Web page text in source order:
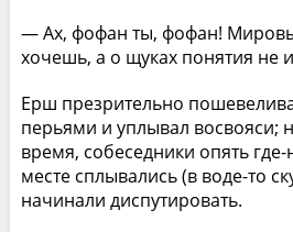
— Ах, фофан ты, фофан!
хочешь, а о щуках понятия не
Ерш презрительно
перьями и уплывал восвояси;
время, собеседники опять
месте сплывались (в воде-то
начинали диспутировать.